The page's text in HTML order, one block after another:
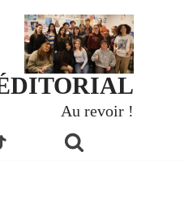
Au revoir !